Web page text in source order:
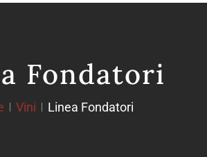
Fondatori
Vini Linea Fondatori